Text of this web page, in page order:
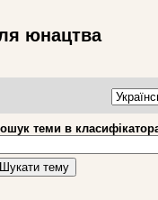
юнацтва
теми в
Шукати тему